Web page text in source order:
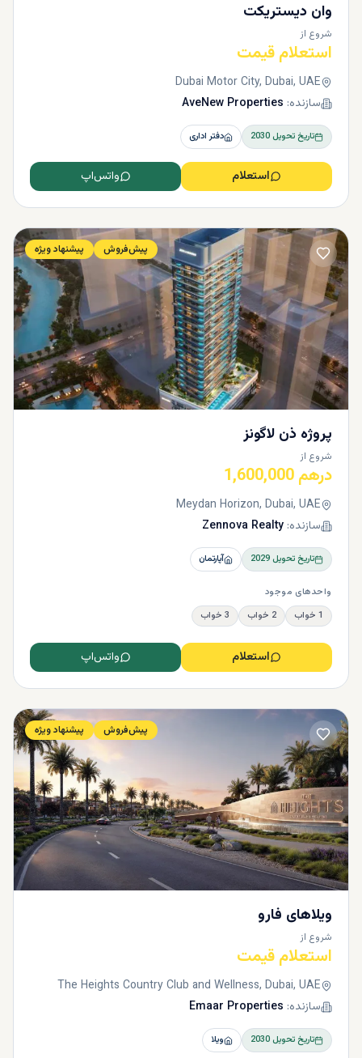
وان دیستریکت
شروع از
استعلام قیمت
Dubai Motor City, Dubai, UAE
سازنده: AveNew Properties
تاریخ تحویل2030 دفتر اداری
استعلام واتس‌اپ
پیش‌فروش پیشنهاد ویژه
پروژه ذن لاگونز
شروع از
درهم 1,600,000
Meydan Horizon, Dubai, UAE
سازنده: Zennova Realty
تاریخ تحویل2029 آپارتمان
واحدهای موجود
1 خواب
2 خواب 3 خواب
استعلام واتس‌اپ
پیش‌فروش پیشنهاد ویژه
ویلاهای فارو
شروع از
استعلام قیمت
The Heights Country Club and Wellness, Dubai, UAE
سازنده: Emaar Properties
تاریخ تحویل2030 ویلا